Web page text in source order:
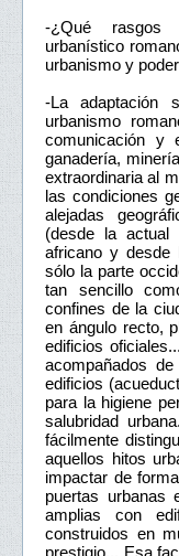
-¿Qué rasgos
urbanístico
urbanismo y
-La adaptación
urbanismo
comunicación y
ganadería,
extraordinaria al
las condiciones
alejadas
(desde la actual
africano y desde
sólo la parte
tan sencillo
confines de la
en ángulo recto,
edificios
acompañados
edificios
para la higiene
salubridad
fácilmente
aquellos hitos
impactar de
puertas urbanas
amplias con
construidos en
prestigio... Esa